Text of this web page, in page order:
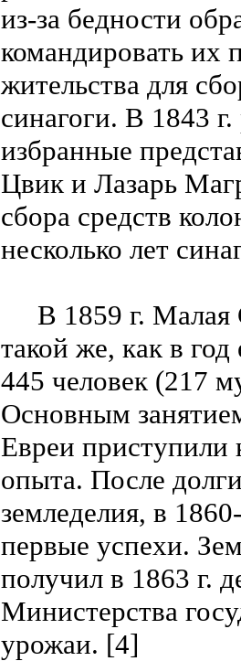
из-за бедности
командировать их
жительства для
синагоги. В 1843
избранные
Цвик и Лазарь
сбора средств
несколько лет
В 1859 г. Малая
такой же, как в
445 человек (217
Основным
Евреи приступили
опыта. После
земледелия, в
первые успехи.
получил в 1863 г.
Министерства
урожаи. [4]